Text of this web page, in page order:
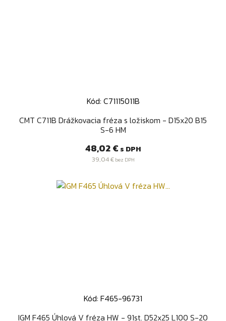
Kód: C71115011B
CMT C711B Drážkovacia fréza s ložiskom - D15x20 B15
S-6 HM
Cena
48,02 € s DPH
39,04 €bez DPH
Kód: F465-96731
IGM F465 Úhlová V fréza HW - 91st. D52x25 L100 S-20